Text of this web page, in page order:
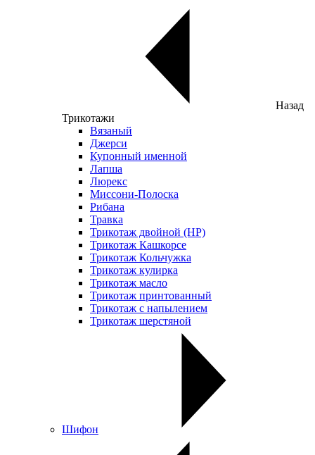
Назад
Трикотажи
Вязаный
Джерси
Купонный именной
Лапша
Люрекс
Миссони-Полоска
Рибана
Травка
Трикотаж двойной (НР)
Трикотаж Кашкорсе
Трикотаж Кольчужка
Трикотаж кулирка
Трикотаж масло
Трикотаж принтованный
Трикотаж с напылением
Трикотаж шерстяной
Шифон